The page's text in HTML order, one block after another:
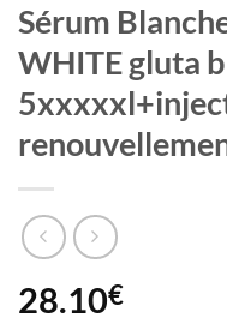
Sérum
WHITE gluta
28.10€